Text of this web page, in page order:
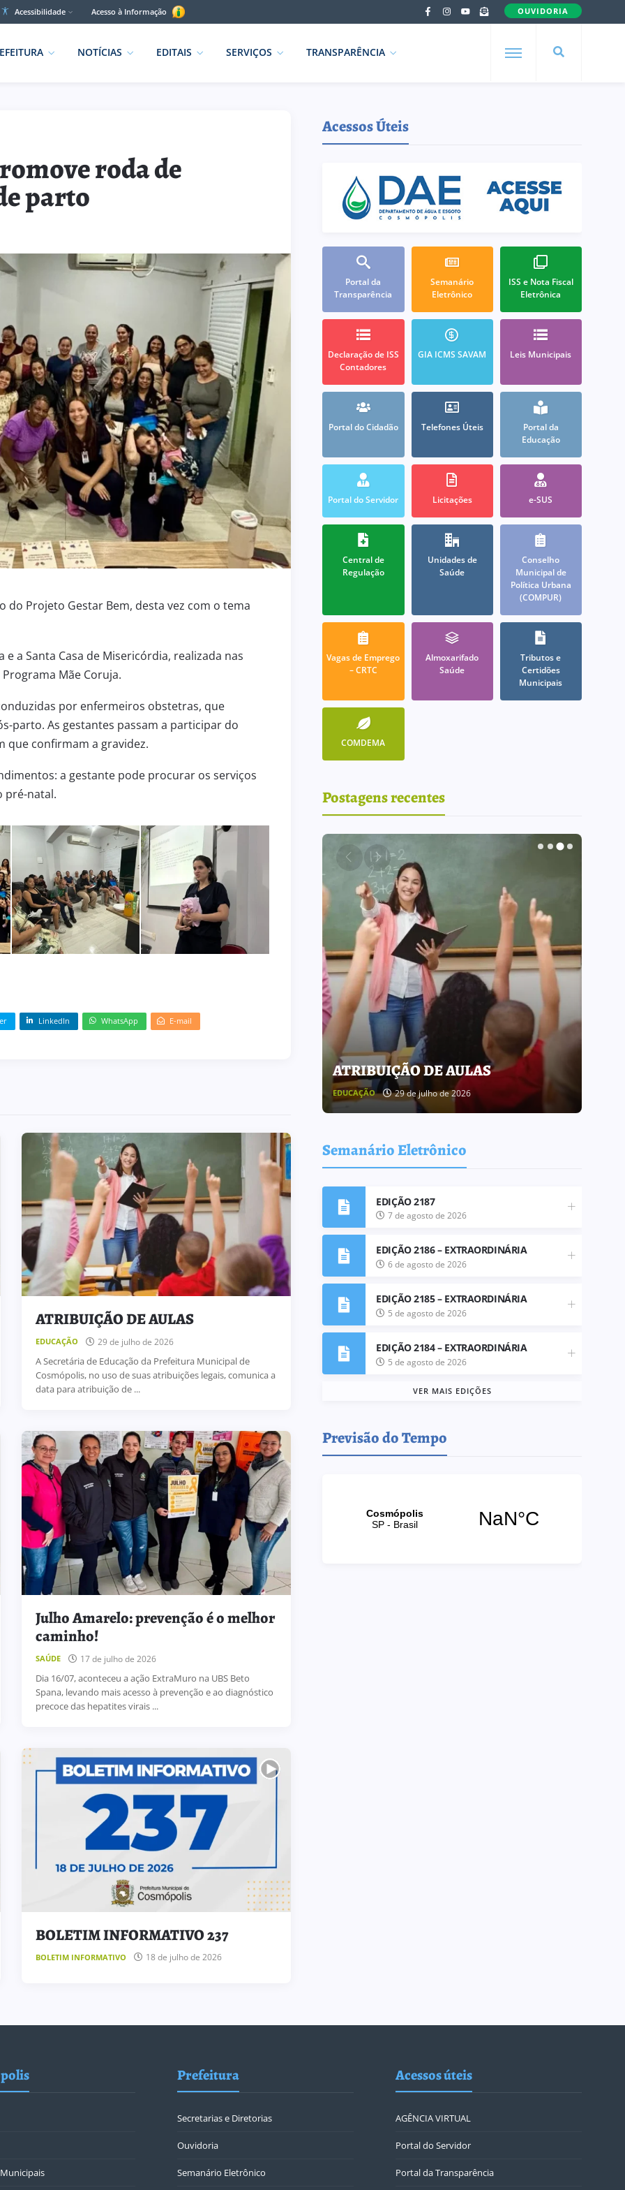
Acessibilidade Acesso à Informação OUVIDORIA
NOTÍCIAS EDITAIS SERVIÇOS TRANSPARÊNCIA
roda de
parto
do Projeto Gestar Bem, desta vez com o tema
a Santa Casa de Misericórdia, realizada nas
Mãe Coruja.
por enfermeiros obstetras, que
parto. As gestantes passam a participar do
que confirmam a gravidez.
a gestante pode procurar os serviços
pré-natal.
LinkedIn WhatsApp E-mail
ATRIBUIÇÃO DE AULAS
EDUCAÇÃO 29 de julho de 2026
A Secretária de Educação da Prefeitura Municipal de
Cosmópolis, no uso de suas atribuições legais, comunica a
data para atribuição de ...
Julho Amarelo: prevenção é o melhor
caminho!
SAÚDE 17 de julho de 2026
Dia 16/07, aconteceu a ação ExtraMuro na UBS Beto
Spana, levando mais acesso à prevenção e ao diagnóstico
precoce das hepatites virais ...
BOLETIM INFORMATIVO 237
BOLETIM INFORMATIVO 18 de julho de 2026
Acessos Úteis
Portal da
Transparência
Semanário
Eletrônico
ISS e Nota Fiscal
Eletrônica
Declaração de ISS
Contadores
GIA ICMS SAVAM Leis Municipais
Portal do Cidadão Telefones Úteis
Portal da
Educação
Portal do Servidor Licitações e-SUS
Central de
Regulação
Unidades de
Saúde
Conselho
Municipal de
Política Urbana
(COMPUR)
Vagas de Emprego
– CRTC
Almoxarifado
Saúde
Tributos e
Certidões
Municipais
COMDEMA
Postagens recentes
ATRIBUIÇÃO DE AULAS
EDUCAÇÃO 29 de julho de 2026
Semanário Eletrônico
EDIÇÃO 2187
7 de agosto de 2026
EDIÇÃO 2186 – EXTRAORDINÁRIA
6 de agosto de 2026
EDIÇÃO 2185 – EXTRAORDINÁRIA
5 de agosto de 2026
EDIÇÃO 2184 – EXTRAORDINÁRIA
5 de agosto de 2026
VER MAIS EDIÇÕES
Previsão do Tempo
Prefeitura
Secretarias e Diretorias
Ouvidoria
Semanário Eletrônico
Acessos úteis
AGÊNCIA VIRTUAL
Portal do Servidor
Portal da Transparência